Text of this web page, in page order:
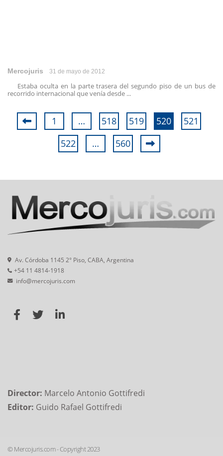
Mercojuris 31 de mayo de 2012
Estaba oculta en la parte trasera del segundo piso de un bus de
recorrido internacional que venía desde ...
1 … 518 519 520
521
522
… 560
Av. Córdoba 1145 2° Piso, CABA, Argentina
+54 11 4814-1918
info@mercojuris.com
Director: Marcelo Antonio Gottifredi
Editor: Guido Rafael Gottifredi
© Mercojuris.com - Copyright 2023